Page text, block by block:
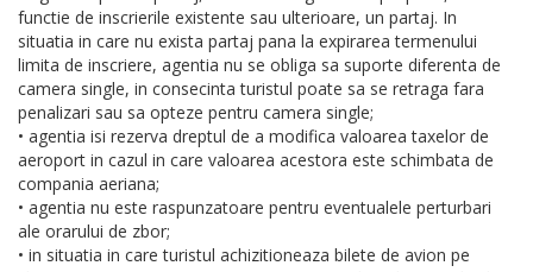
functie de inscrierile existente sau ulterioare, un partaj. In
situatia in care nu exista partaj pana la expirarea termenului
limita de inscriere, agentia nu se obliga sa suporte diferenta de
camera single, in consecinta turistul poate sa se retraga fara
penalizari sau sa opteze pentru camera single;
• agentia isi rezerva dreptul de a modifica valoarea taxelor de
aeroport in cazul in care valoarea acestora este schimbata de
compania aeriana;
• agentia nu este raspunzatoare pentru eventualele perturbari
ale orarului de zbor;
• in situatia in care turistul achizitioneaza bilete de avion pe